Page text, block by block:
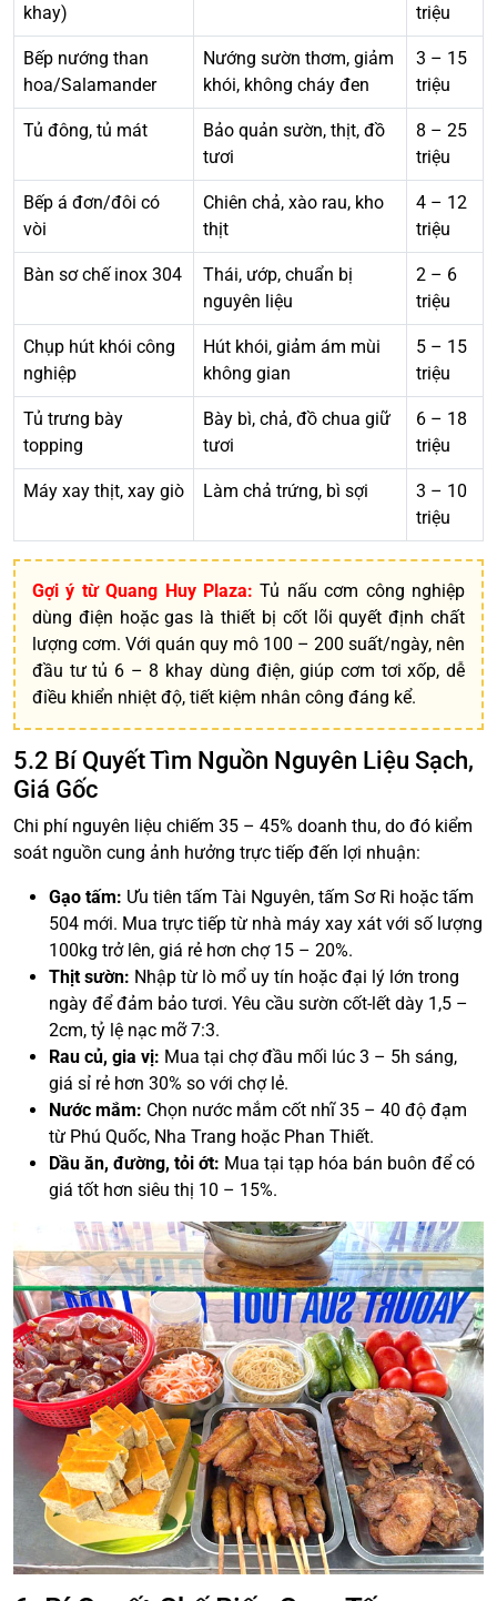
khay)
triệu
Bếp nướng than
hoa/Salamander
Nướng sườn thơm, giảm
khói, không cháy đen
3 – 15
triệu
Tủ đông, tủ mát
Bảo quản sườn, thịt, đồ
tươi
8 – 25
triệu
Bếp á đơn/đôi có
vòi
Chiên chả, xào rau, kho
thịt
4 – 12
triệu
Bàn sơ chế inox 304
Thái, ướp, chuẩn bị
nguyên liệu
2 – 6
triệu
Chụp hút khói công
nghiệp
Hút khói, giảm ám mùi
không gian
5 – 15
triệu
Tủ trưng bày
topping
Bày bì, chả, đồ chua giữ
tươi
6 – 18
triệu
Máy xay thịt, xay giò Làm chả trứng, bì sợi
3 – 10
triệu
Gợi ý từ Quang Huy Plaza: Tủ nấu cơm công nghiệp
dùng điện hoặc gas là thiết bị cốt lõi quyết định chất
lượng cơm. Với quán quy mô 100 – 200 suất/ngày, nên
đầu tư tủ 6 – 8 khay dùng điện, giúp cơm tơi xốp, dễ
điều khiển nhiệt độ, tiết kiệm nhân công đáng kể.
5.2 Bí Quyết Tìm Nguồn Nguyên Liệu Sạch,
Giá Gốc
Chi phí nguyên liệu chiếm 35 – 45% doanh thu, do đó kiểm
soát nguồn cung ảnh hưởng trực tiếp đến lợi nhuận:
Gạo tấm: Ưu tiên tấm Tài Nguyên, tấm Sơ Ri hoặc tấm
504 mới. Mua trực tiếp từ nhà máy xay xát với số lượng
100kg trở lên, giá rẻ hơn chợ 15 – 20%.
Thịt sườn: Nhập từ lò mổ uy tín hoặc đại lý lớn trong
ngày để đảm bảo tươi. Yêu cầu sườn cốt-lết dày 1,5 –
2cm, tỷ lệ nạc mỡ 7:3.
Rau củ, gia vị: Mua tại chợ đầu mối lúc 3 – 5h sáng,
giá sỉ rẻ hơn 30% so với chợ lẻ.
Nước mắm: Chọn nước mắm cốt nhĩ 35 – 40 độ đạm
từ Phú Quốc, Nha Trang hoặc Phan Thiết.
Dầu ăn, đường, tỏi ớt: Mua tại tạp hóa bán buôn để có
giá tốt hơn siêu thị 10 – 15%.